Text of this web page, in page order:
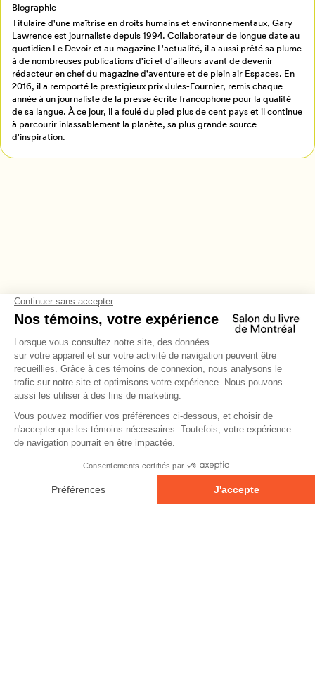
Retour à l’accueil
Biographie
Titulaire d'une maîtrise en droits humains et environnementaux, Gary
Lawrence est journaliste depuis 1994. Collaborateur de longue date au
quotidien Le Devoir et au magazine L'actualité, il a aussi prêté sa plume
à de nombreuses publications d'ici et d'ailleurs avant de devenir
rédacteur en chef du magazine d'aventure et de plein air Espaces. En
2016, il a remporté le prestigieux prix Jules-Fournier, remis chaque
année à un journaliste de la presse écrite francophone pour la qualité
de sa langue. À ce jour, il a foulé du pied plus de cent pays et il continue
à parcourir inlassablement la planète, sa plus grande source
d'inspiration.
Créer un profil
Annuler